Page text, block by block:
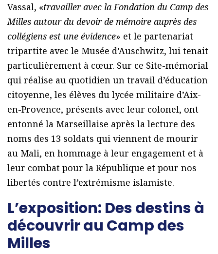
Vassal, «travailler avec la Fondation du Camp des
Milles autour du devoir de mémoire auprès des
collégiens est une évidence» et le partenariat
tripartite avec le Musée d’Auschwitz, lui tenait
particulièrement à cœur. Sur ce Site-mémorial
qui réalise au quotidien un travail d’éducation
citoyenne, les élèves du lycée militaire d’Aix-
en-Provence, présents avec leur colonel, ont
entonné la Marseillaise après la lecture des
noms des 13 soldats qui viennent de mourir
au Mali, en hommage à leur engagement et à
leur combat pour la République et pour nos
libertés contre l’extrémisme islamiste.
L’exposition: Des destins à
découvrir au Camp des
Milles